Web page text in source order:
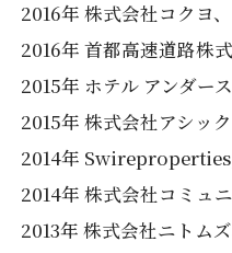
2016年 株式会社コクヨ
2016年 首都高速道路株
2015年 ホテル アンダー
2015年 株式会社アシッ
2014年
2014年 株式会社コミュ
2013年 株式会社ニトム